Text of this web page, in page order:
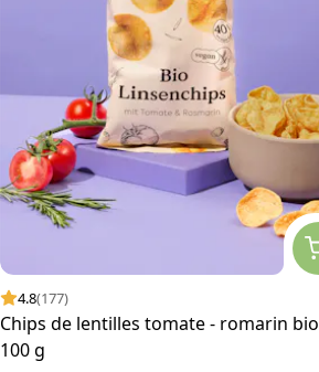
4.8(177)
Chips de lentilles tomate - romarin bio
100 g